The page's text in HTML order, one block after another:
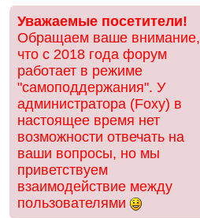
Уважаемые посетители!
Обращаем ваше внимание,
что с 2018 года форум
работает в режиме
"самоподдержания". У
администратора (Foxy) в
настоящее время нет
возможности отвечать на
ваши вопросы, но мы
приветствуем
взаимодействие между
пользователями